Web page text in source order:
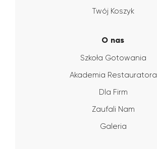
Twój Koszyk
O nas
Szkoła Gotowania
Akademia Restauratora
Dla Firm
Zaufali Nam
Galeria